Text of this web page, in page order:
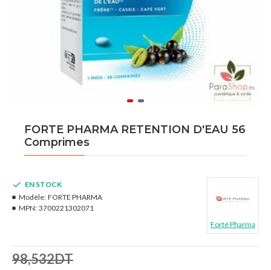
FORTE PHARMA RETENTION D'EAU 56
Comprimes
98,532DT
EN STOCK
Modèle: FORTE PHARMA
MPN: 3700221302071
Forté Pharma